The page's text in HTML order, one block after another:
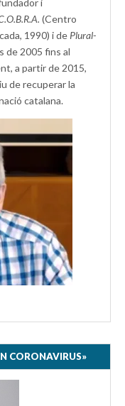
(Centro
1990) i de Plural-
de 2005 fins al
a partir de 2015,
de recuperar la
catalana.
CORONAVIRUS»